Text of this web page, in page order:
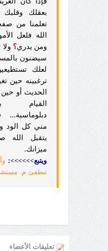
بعقلك
تعلمنا من
الله فلعل
ومن يدري؟
سيضنون
لعلك
ترغبينه حين
الحديث أو
القيام
دبلوماسية...
مني كل الود
يتقبل الله
ميزانك.
ويتبع>>>>>>:
تنطفئ م.
تعليقات الأعضاء